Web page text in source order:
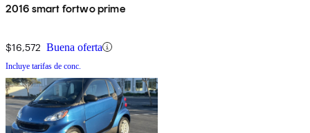
2016 smart fortwo prime
$16,572 Buena oferta
Incluye tarifas de conc.